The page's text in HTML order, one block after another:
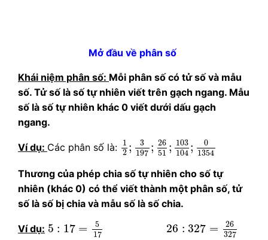
Mở đầu về phân số
Khái niệm phân số: Mỗi phân số có tử số và mẫu
số. Tử số là số tự nhiên viết trên gạch ngang. Mẫu
số là số tự nhiên khác 0 viết dưới dấu gạch
ngang.
Ví dụ: Các phân số là: 1
2 ;
3
197 ; 26
51 ; 103
104 ;
0
1354
1 3 197; 2651 103
Thương của phép chia số tự nhiên cho số tự
nhiên (khác 0) có thể viết thành một phân số, tử
số là số bị chia và mẫu số là số chia.
Ví dụ: 5 : 17 =
5
17
5 17 = 17 26 : 327 =
26
327
26 327= 26327